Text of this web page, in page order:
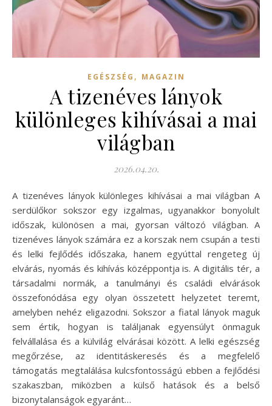
EGÉSZSÉG , MAGAZIN
A tizenéves lányok
különleges kihívásai a mai
világban
2026.04.20.
A tizenéves lányok különleges kihívásai a mai világban A
serdülőkor sokszor egy izgalmas, ugyanakkor bonyolult
időszak, különösen a mai, gyorsan változó világban. A
tizenéves lányok számára ez a korszak nem csupán a testi
és lelki fejlődés időszaka, hanem egyúttal rengeteg új
elvárás, nyomás és kihívás középpontja is. A digitális tér, a
társadalmi normák, a tanulmányi és családi elvárások
összefonódása egy olyan összetett helyzetet teremt,
amelyben nehéz eligazodni. Sokszor a fiatal lányok maguk
sem értik, hogyan is találjanak egyensúlyt önmaguk
felvállalása és a külvilág elvárásai között. A lelki egészség
megőrzése, az identitáskeresés és a megfelelő
támogatás megtalálása kulcsfontosságú ebben a fejlődési
szakaszban, miközben a külső hatások és a belső
bizonytalanságok egyaránt…